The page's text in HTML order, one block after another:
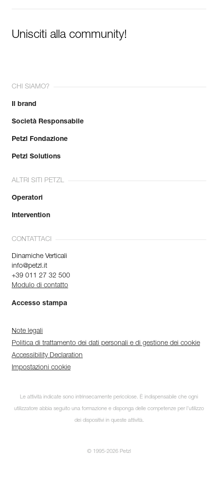
Unisciti alla community!
CHI SIAMO?
Il brand
Società Responsabile
Petzl Fondazione
Petzl Solutions
ALTRI SITI PETZL
Operatori
Intervention
CONTATTACI
Dinamiche Verticali
info@petzl.it
+39 011 27 32 500
Modulo di contatto
Accesso stampa
Note legali
Politica di trattamento dei dati personali e di gestione dei cookie
Accessibility Declaration
Impostazioni cookie
Le attività indicate sono intrinsecamente pericolose. È indispensabile che ogni
utilizzatore abbia seguito una formazione e disponga delle competenze per l’utilizzo
dei dispositivi in queste attività.
© 1995-2026 Petzl